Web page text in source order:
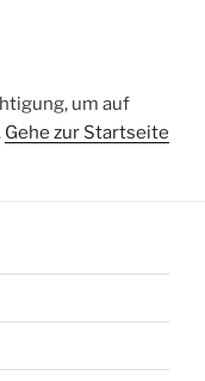
um auf
Gehe zur Startseite